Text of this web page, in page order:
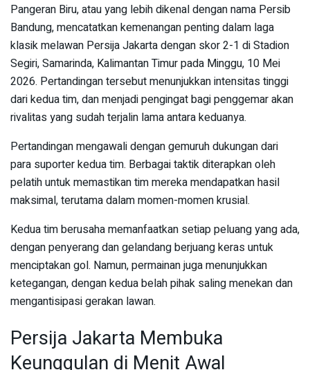
Pangeran Biru, atau yang lebih dikenal dengan nama Persib
Bandung, mencatatkan kemenangan penting dalam laga
klasik melawan Persija Jakarta dengan skor 2-1 di Stadion
Segiri, Samarinda, Kalimantan Timur pada Minggu, 10 Mei
2026. Pertandingan tersebut menunjukkan intensitas tinggi
dari kedua tim, dan menjadi pengingat bagi penggemar akan
rivalitas yang sudah terjalin lama antara keduanya.
Pertandingan mengawali dengan gemuruh dukungan dari
para suporter kedua tim. Berbagai taktik diterapkan oleh
pelatih untuk memastikan tim mereka mendapatkan hasil
maksimal, terutama dalam momen-momen krusial.
Kedua tim berusaha memanfaatkan setiap peluang yang ada,
dengan penyerang dan gelandang berjuang keras untuk
menciptakan gol. Namun, permainan juga menunjukkan
ketegangan, dengan kedua belah pihak saling menekan dan
mengantisipasi gerakan lawan.
Persija Jakarta Membuka
Keunggulan di Menit Awal